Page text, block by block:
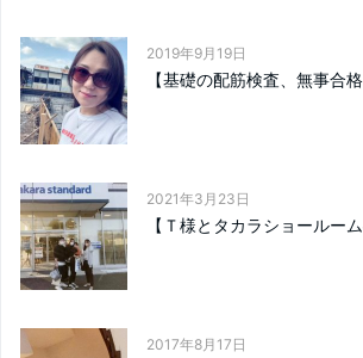
2019年9月19日
【基礎の配筋検査、無事合
2021年3月23日
【Ｔ様とタカラショールー
2017年8月17日